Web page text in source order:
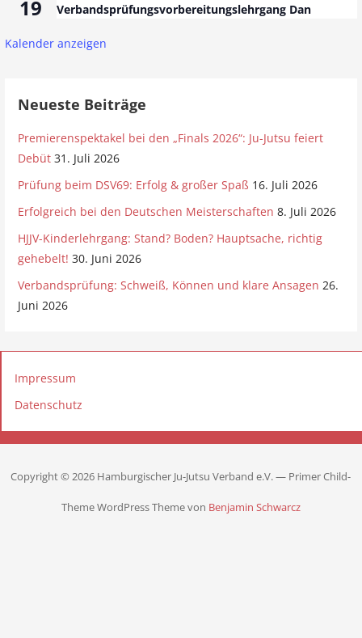
19 Verbandsprüfungsvorbereitungslehrgang Dan
Kalender anzeigen
Neueste Beiträge
Premierenspektakel bei den „Finals 2026“: Ju-Jutsu feiert
Debüt 31. Juli 2026
Prüfung beim DSV69: Erfolg & großer Spaß 16. Juli 2026
Erfolgreich bei den Deutschen Meisterschaften 8. Juli 2026
HJJV-Kinderlehrgang: Stand? Boden? Hauptsache, richtig
gehebelt! 30. Juni 2026
Verbandsprüfung: Schweiß, Können und klare Ansagen 26.
Juni 2026
Impressum
Datenschutz
Copyright © 2026 Hamburgischer Ju-Jutsu Verband e.V. — Primer Child-
Theme WordPress Theme von Benjamin Schwarcz